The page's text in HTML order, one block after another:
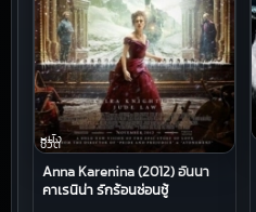
หนัง
ชีวิต
Anna Karenina (2012) อันนา
คาเรนิน่า รักร้อนซ่อนชู้